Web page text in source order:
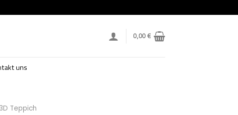
0,00€
uns
Teppich